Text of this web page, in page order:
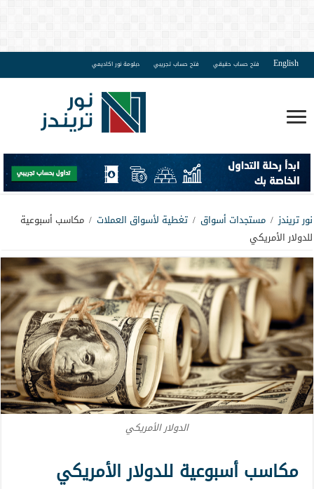
English فتح حساب حقيقي فتح حساب تجريبي دبلومة نور اكاديمي
نور تريندز / مستجدات أسواق / تغطية لأسواق العملات / مكاسب أسبوعية
للدولار الأمريكي
الدولار الأمريكي
مكاسب أسبوعية للدولار الأمريكي